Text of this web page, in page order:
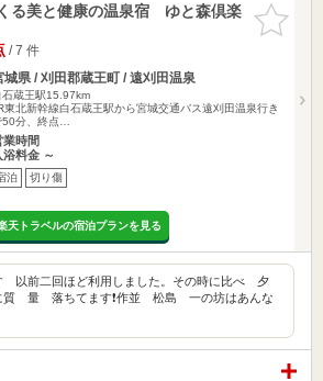
お気に入
りに追加
る美と健康の温泉宿 ゆと森倶楽
/ 7 件
城県 / 刈田郡蔵王町 / 遠刈田温泉
石蔵王駅15.97km
東北新幹線白石蔵王駅から宮城交通バス遠刈田温泉行き
50分、終点…
業時間
浴料金 ～
泊 切り傷
天トラベルの宿泊プランを見る
以前二回ほど利用しました。その時に比べ 夕
量 落ちてます❗作並 松島 一の坊はあんな